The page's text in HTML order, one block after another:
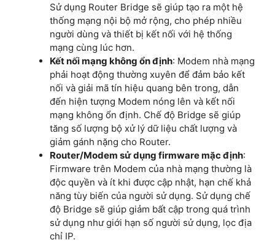
Sử dụng Router Bridge sẽ giúp tạo ra một hệ
thống mạng nội bộ mở rộng, cho phép nhiều
người dùng và thiết bị kết nối với hệ thống
mạng cùng lúc hơn.
Kết nối mạng không ổn định: Modem nhà mạng
phải hoạt động thường xuyên để đảm bảo kết
nối và giải mã tín hiệu quang bên trong, dẫn
đến hiện tượng Modem nóng lên và kết nối
mạng không ổn định. Chế độ Bridge sẽ giúp
tăng số lượng bộ xử lý dữ liệu chất lượng và
giảm gánh nặng cho Router.
Router/Modem sử dụng firmware mặc định:
Firmware trên Modem của nhà mạng thường là
độc quyền và ít khi được cập nhật, hạn chế khả
năng tùy biến của người sử dụng. Sử dụng chế
độ Bridge sẽ giúp giảm bất cập trong quá trình
sử dụng như giới hạn số người sử dụng, lọc địa
chỉ IP.